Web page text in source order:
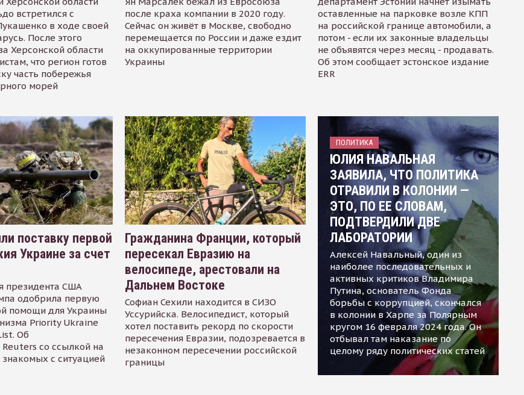
встретился с
в ходе своей
После этого
Херсонской области
что регион готов
часть побережья
морей
после краха компании в 2020 году.
Сейчас он живёт в Москве, свободно
перемещается по России и даже ездит
на оккупированные территории
Украины
оставленные на парковке возле КПП
на российской границе автомобили, а
потом - если их законные владельцы
не объявятся через месяц - продавать.
Об этом сообщает эстонское издание
ERR
поставку первой
Украине за счет
президента США
одобрила первую
помощи для Украины
Priority Ukraine
Об
со ссылкой на
знакомых с ситуацией
Гражданина Франции, который
пересекал Евразию на
велосипеде, арестовали на
Дальнем Востоке
Софиан Сехили находится в СИЗО
Уссурийска. Велосипедист, который
хотел поставить рекорд по скорости
пересечения Евразии, подозревается в
незаконном пересечении российской
границы
ПОЛИТИКА
ЮЛИЯ НАВАЛЬНАЯ
ЗАЯВИЛА, ЧТО ПОЛИТИКА
ОТРАВИЛИ В КОЛОНИИ —
ЭТО, ПО ЕЕ СЛОВАМ,
ПОДТВЕРДИЛИ ДВЕ
ЛАБОРАТОРИИ
Алексей Навальный, один из
наиболее последовательных и
активных критиков Владимира
Путина, основатель Фонда
борьбы с коррупцией, скончался
в колонии в Харпе за Полярным
кругом 16 февраля 2024 года. Он
отбывал там наказание по
целому ряду политических статей